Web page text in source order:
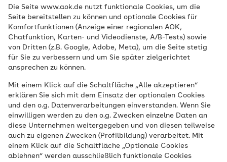
Die Seite www.aok.de nutzt funktionale Cookies, um die
Seite bereitstellen zu können und optionale Cookies für
Komfortfunktionen (Anzeige einer regionalen AOK,
Chatfunktion, Karten- und Videodienste, A/B-Tests) sowie
von Dritten (z.B. Google, Adobe, Meta), um die Seite stetig
für Sie zu verbessern und um Sie später zielgerichtet
ansprechen zu können.
Mit einem Klick auf die Schaltfläche „Alle akzeptieren“
erklären Sie sich mit dem Einsatz der optionalen Cookies
und den o.g. Datenverarbeitungen einverstanden. Wenn Sie
einwilligen werden zu den o.g. Zwecken einzelne Daten an
diese Unternehmen weitergegeben und von diesen teilweise
auch zu eigenen Zwecken (Profilbildung) verarbeitet. Mit
einem Klick auf die Schaltfläche „Optionale Cookies
ablehnen“ werden ausschließlich funktionale Cookies
Kostenerstattung
nach § 13 (2) SGB V
bei der AOK
Niedersachsen
Bitte beachten Sie, dass wir den Antrag
auf Kostenerstattung nach § 13 (2) SGB V
nur bearbeiten können, wenn Sie bei der
AOK Niedersachsen versichert sind. Sollten